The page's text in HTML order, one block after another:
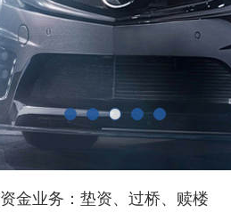
资金业务：垫资、过桥、赎楼